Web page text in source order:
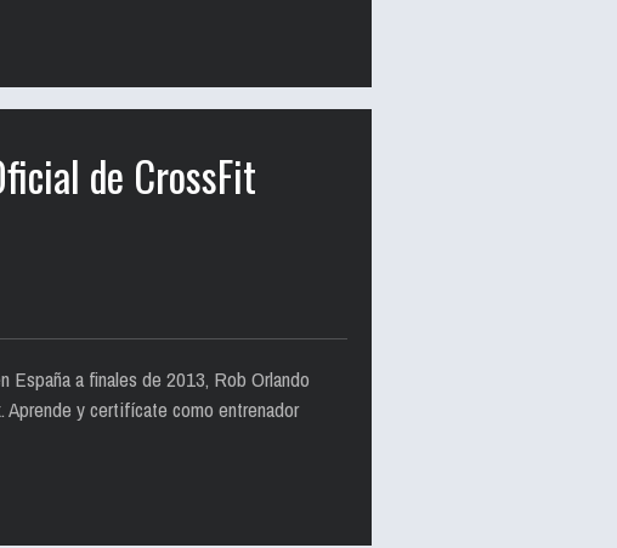
de CrossFit
a finales de 2013, Rob Orlando
y certifícate como entrenador